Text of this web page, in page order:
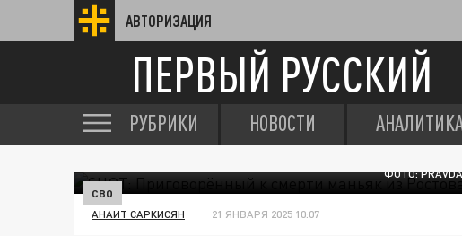
АВТОРИЗАЦИЯ
ПЕРВЫЙ РУССКИЙ
РУБРИКИ НОВОСТИ
ФОТО: PRAVDA
СВО
АНАИТ САРКИСЯН 21 ЯНВАРЯ 2025 10:07